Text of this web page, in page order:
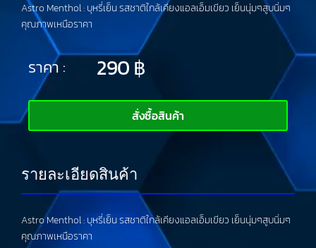
Astro Menthol : บุหรี่เย็น รสชาติใกล้เคียงแอลเอ็มเขียว เย็นนุ่มๆสูบนิ่มๆ
คุณภาพเหนือราคา
ราคา : 290฿
สั่งซื้อสินค้า
รายละเอียดสินค้า
Astro Menthol : บุหรี่เย็น รสชาติใกล้เคียงแอลเอ็มเขียว เย็นนุ่มๆสูบนิ่มๆ
คุณภาพเหนือราคา